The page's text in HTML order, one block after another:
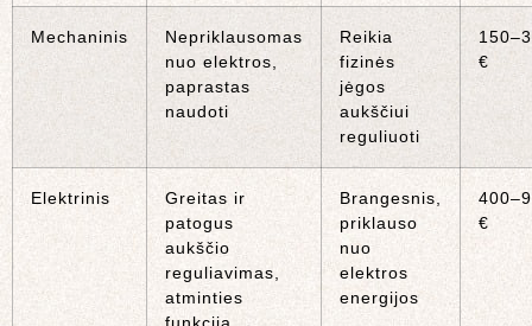
Mechaninis
Nepriklausomas
nuo elektros,
paprastas
naudoti
Reikia
fizinės
jėgos
aukščiui
reguliuoti
€
Elektrinis
Greitas ir
patogus
aukščio
reguliavimas,
atminties
Brangesnis,
priklauso
nuo
elektros
energijos
€